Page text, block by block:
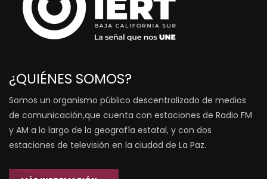
¿QUIÉNES SOMOS?
Somos un organismo público descentralizado de medios
de comunicación,que cuenta con estaciones de Radio FM
y AM a lo largo de la geografía estatal, y con dos
estaciones de televisión en la ciudad de La Paz.